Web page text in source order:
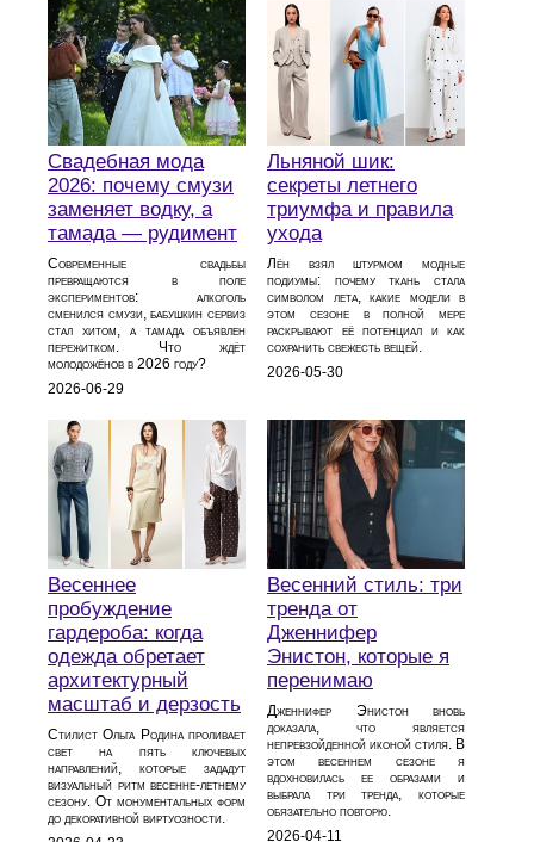
Свадебная мода
2026: почему смузи
заменяет водку, а
тамада — рудимент
Современные свадьбы
превращаются в поле
экспериментов: алкоголь
сменился смузи, бабушкин сервиз
стал хитом, а тамада объявлен
пережитком. Что ждёт
молодожёнов в 2026 году?
2026-06-29
Льняной шик:
секреты летнего
триумфа и правила
ухода
Лён взял штурмом модные
подиумы: почему ткань стала
символом лета, какие модели в
этом сезоне в полной мере
раскрывают её потенциал и как
сохранить свежесть вещей.
2026-05-30
Весеннее
пробуждение
гардероба: когда
одежда обретает
архитектурный
масштаб и дерзость
Стилист Ольга Родина проливает
свет на пять ключевых
направлений, которые зададут
визуальный ритм весенне-летнему
сезону. От монументальных форм
до декоративной виртуозности.
Весенний стиль: три
тренда от
Дженнифер
Энистон, которые я
перенимаю
Дженнифер Энистон вновь
доказала, что является
непревзойденной иконой стиля. В
этом весеннем сезоне я
вдохновилась ее образами и
выбрала три тренда, которые
обязательно повторю.
2026-04-11